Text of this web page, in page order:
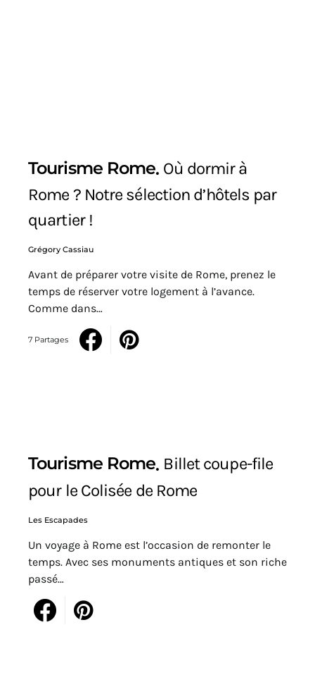
Tourisme Rome Où dormir à
Rome ? Notre sélection d’hôtels par
quartier !
Grégory Cassiau
Avant de préparer votre visite de Rome, prenez le
temps de réserver votre logement à l’avance.
Comme dans…
7 Partages
Tourisme Rome Billet coupe-file
pour le Colisée de Rome
Les Escapades
Un voyage à Rome est l’occasion de remonter le
temps. Avec ses monuments antiques et son riche
passé…